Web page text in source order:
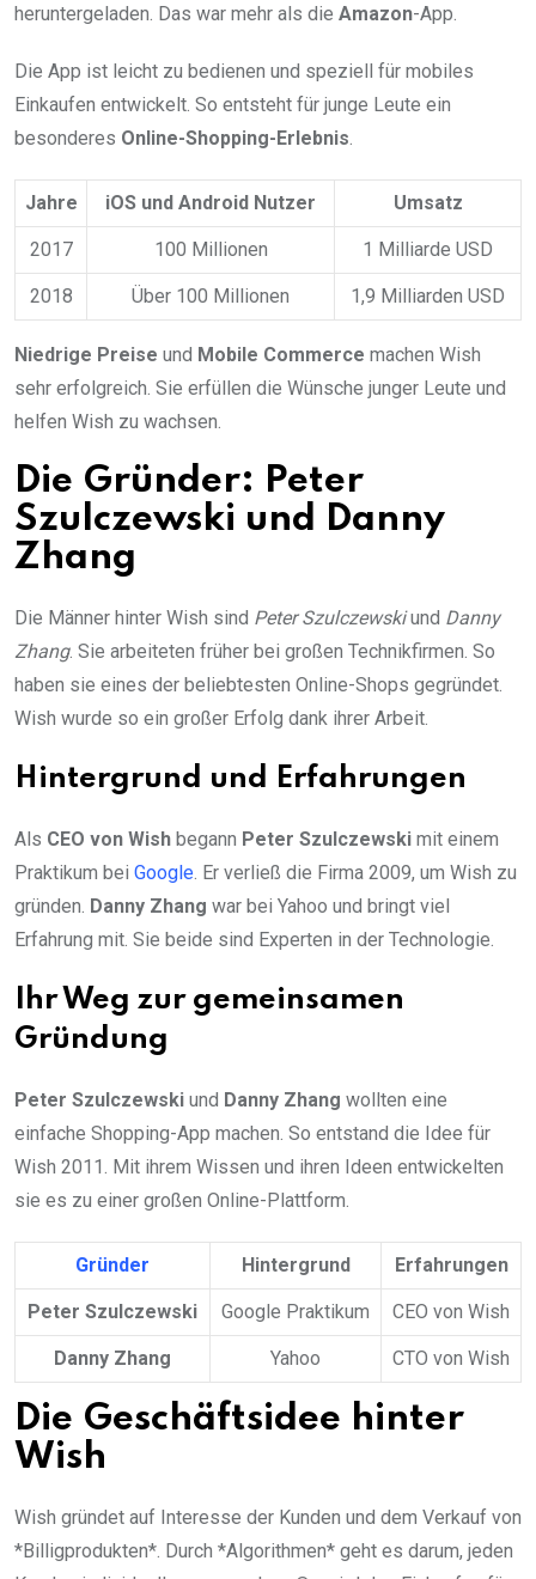
heruntergeladen. Das war mehr als die Amazon-App.
Die App ist leicht zu bedienen und speziell für mobiles
Einkaufen entwickelt. So entsteht für junge Leute ein
besonderes Online-Shopping-Erlebnis.
Jahre iOS und Android Nutzer Umsatz
2017 100 Millionen 1 Milliarde USD
2018 Über 100 Millionen 1,9 Milliarden USD
Niedrige Preise und Mobile Commerce machen Wish
sehr erfolgreich. Sie erfüllen die Wünsche junger Leute und
helfen Wish zu wachsen.
Die Gründer: Peter
Szulczewski und Danny
Zhang
Die Männer hinter Wish sind Peter Szulczewskiund Danny
Zhang. Sie arbeiteten früher bei großen Technikfirmen. So
haben sie eines der beliebtesten Online-Shops gegründet.
Wish wurde so ein großer Erfolg dank ihrer Arbeit.
Hintergrund und Erfahrungen
Als CEO von Wish begann Peter Szulczewski mit einem
Praktikum bei Google. Er verließ die Firma 2009, um Wish zu
gründen. Danny Zhang war bei Yahoo und bringt viel
Erfahrung mit. Sie beide sind Experten in der Technologie.
Ihr Weg zur gemeinsamen
Gründung
Peter Szulczewski und Danny Zhang wollten eine
einfache Shopping-App machen. So entstand die Idee für
Wish 2011. Mit ihrem Wissen und ihren Ideen entwickelten
sie es zu einer großen Online-Plattform.
Gründer Hintergrund Erfahrungen
Peter Szulczewski Google Praktikum CEO von Wish
Danny Zhang Yahoo CTO von Wish
Die Geschäftsidee hinter
Wish
Wish gründet auf Interesse der Kunden und dem Verkauf von
*Billigprodukten*. Durch *Algorithmen* geht es darum, jeden